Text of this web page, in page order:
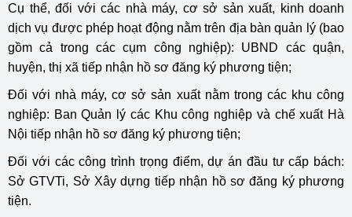
Cụ thể, đối với các nhà máy, cơ sở sản xuất, kinh doanh
dịch vụ được phép hoạt động nằm trên địa bàn quản lý (bao
gồm cả trong các cụm công nghiệp): UBND các quận,
huyện, thị xã tiếp nhận hồ sơ đăng ký phương tiện;
Đối với nhà máy, cơ sở sản xuất nằm trong các khu công
nghiệp: Ban Quản lý các Khu công nghiệp và chế xuất Hà
Nội tiếp nhận hồ sơ đăng ký phương tiện;
Đối với các công trình trọng điểm, dự án đầu tư cấp bách:
Sở GTVTi, Sở Xây dựng tiếp nhận hồ sơ đăng ký phương
tiện.